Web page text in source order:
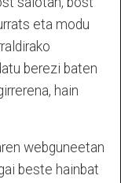
eta modu
berezi baten
hain
webguneetan
beste hainbat